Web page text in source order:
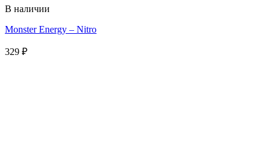
В наличии
Monster Energy – Nitro
329 ₽